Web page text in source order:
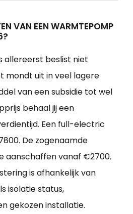
VAN EEN WARMTEPOMP
allereerst beslist niet
mondt uit in veel lagere
van een subsidie tot wel
behaal jij een
Een full-electric
De zogenaamde
aanschaffen vanaf €2700.
is afhankelijk van
isolatie status,
gekozen installatie.